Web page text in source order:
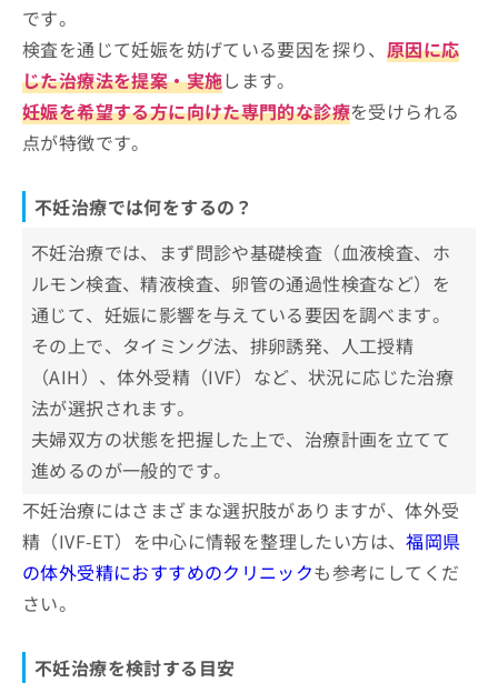
や検査なども解説
福岡県で評判の不妊治療におすすめの
クリニック10選
日浅レディースクリニック
まつしたレディースクリニック
空の森KYUSHU
福井レディースクリニック
テレサ福岡天神ウィメンズクリニック
にしたんARTクリニック博多駅前院
蔵本ウイメンズクリニック
立花レディースクリニック
【不妊治療の基礎知識】これを知ってから不妊
治療を検討しよう！
不妊治療の主なステップと治療法一覧
識
です。
検査を通じて妊娠を妨げている要因を探り、 原因に応
じた治療法を提案・実施します。
妊娠を希望する方に向けた専門的な診療を受けられる
点が特徴です。
不妊治療では何をするの？
不妊治療では、まず問診や基礎検査（血液検査、ホ
ルモン検査、精液検査、卵管の通過性検査など）を
通じて、妊娠に影響を与えている要因を調べます。
その上で、タイミング法、排卵誘発、人工授精
（AIH）、体外受精（IVF）など、状況に応じた治療
法が選択されます。
夫婦双方の状態を把握した上で、治療計画を立てて
進めるのが一般的です。
不妊治療にはさまざまな選択肢がありますが、体外受
精（IVF-ET）を中心に情報を整理したい方は、福岡県
の体外受精におすすめのクリニックも参考にしてくだ
さい。
不妊治療を検討する目安
載
情
報
の
修
正
は
ら
そ
の
他
お
い
合
わ
せ
こ
ち
ら
充
お
申
し
込
み
ち